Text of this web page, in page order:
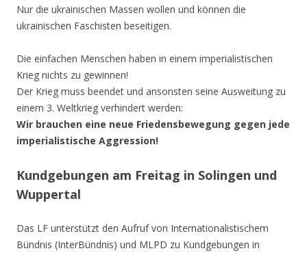
Nur die ukrainischen Massen wollen und können die
ukrainischen Faschisten beseitigen.
Die einfachen Menschen haben in einem imperialistischen
Krieg nichts zu gewinnen!
Der Krieg muss beendet und ansonsten seine Ausweitung zu
einem 3. Weltkrieg verhindert werden:
Wir brauchen eine neue Friedensbewegung gegen jede
imperialistische Aggression!
Kundgebungen am Freitag in Solingen und
Wuppertal
Das LF unterstützt den Aufruf von Internationalistischem
Bündnis (InterBündnis) und MLPD zu Kundgebungen in